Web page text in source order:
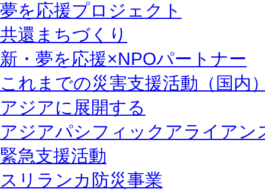
夢を応援プロジェクト
共還まちづくり
新・夢を応援×NPOパートナー
これまでの災害支援活動（国内
アジアに展開する
アジアパシフィックアライアン
緊急支援活動
スリランカ防災事業